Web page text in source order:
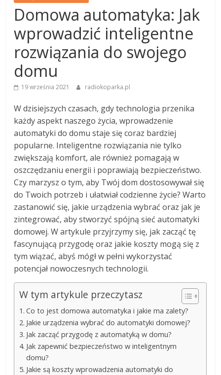
Domowa automatyka: Jak
wprowadzić inteligentne
rozwiązania do swojego
domu
19 września 2021 radiokoparka.pl
W dzisiejszych czasach, gdy technologia przenika
każdy aspekt naszego życia, wprowadzenie
automatyki do domu staje się coraz bardziej
popularne. Inteligentne rozwiązania nie tylko
zwiększają komfort, ale również pomagają w
oszczędzaniu energii i poprawiają bezpieczeństwo.
Czy marzysz o tym, aby Twój dom dostosowywał się
do Twoich potrzeb i ułatwiał codzienne życie? Warto
zastanowić się, jakie urządzenia wybrać oraz jak je
zintegrować, aby stworzyć spójną sieć automatyki
domowej. W artykule przyjrzymy się, jak zacząć tę
fascynującą przygodę oraz jakie koszty mogą się z
tym wiązać, abyś mógł w pełni wykorzystać
potencjał nowoczesnych technologii.
W tym artykule przeczytasz
Co to jest domowa automatyka i jakie ma zalety?
Jakie urządzenia wybrać do automatyki domowej?
Jak zacząć przygodę z automatyką w domu?
Jak zapewnić bezpieczeństwo w inteligentnym
domu?
Jakie są koszty wprowadzenia automatyki do